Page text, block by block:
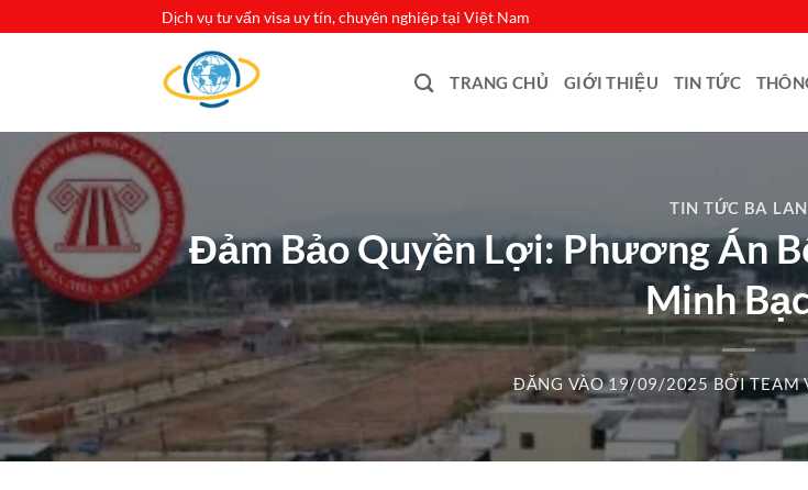
Dịch vụ tư vấn visa uy tín, chuyên nghiệp tại Việt Nam
TRANG CHỦ GIỚI THIỆU TIN TỨC
TIN TỨC BA LAN
Đảm Bảo Quyền Lợi: Phương Án
Minh
ĐĂNG VÀO19/09/2025 BỞITEAM